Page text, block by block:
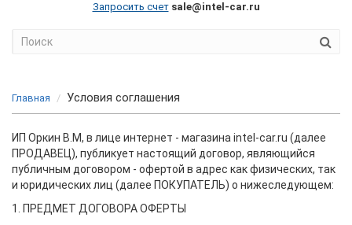
Запросить счет sale@intel-car.ru
Главная Условия соглашения
ИП Оркин В.М, в лице интернет - магазина intel-car.ru (далее
ПРОДАВЕЦ), публикует настоящий договор, являющийся
публичным договором - офертой в адрес как физических, так
и юридических лиц (далее ПОКУПАТЕЛЬ) о нижеследующем:
1. ПРЕДМЕТ ДОГОВОРА ОФЕРТЫ